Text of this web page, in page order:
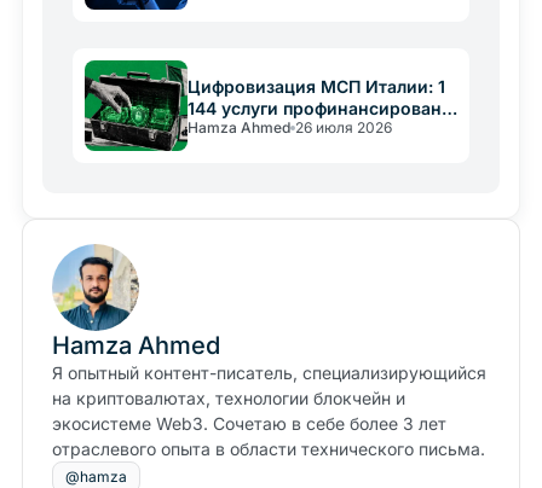
Цифровизация МСП Италии: 1
144 услуги профинансированы
PNRR
Hamza Ahmed 26 июля 2026
Hamza Ahmed
Я опытный контент-писатель, специализирующийся
на криптовалютах, технологии блокчейн и
экосистеме Web3. Сочетаю в себе более 3 лет
отраслевого опыта в области технического письма.
@hamza